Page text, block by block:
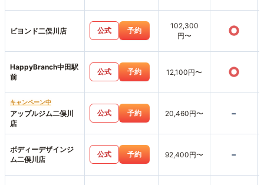
ビヨンド二俣川店 公式 予約
102,300
円〜
○
HappyBranch中田駅
前
公式 予約 12,100円〜 ○
キャンペーン中
アップルジム二俣川
店
公式 予約 20,460円〜 -
ボディーデザインジ
ム二俣川店
公式 予約 92,400円〜 -